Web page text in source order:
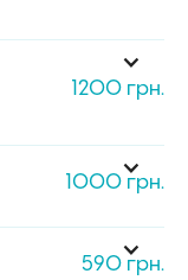
1200 грн.
1000 грн.
590 грн.